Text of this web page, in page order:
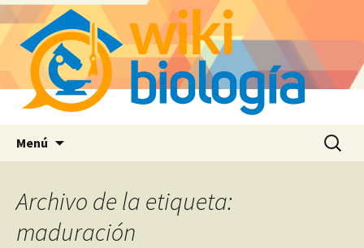
Menú Buscar:
Archivo de la etiqueta:
maduración